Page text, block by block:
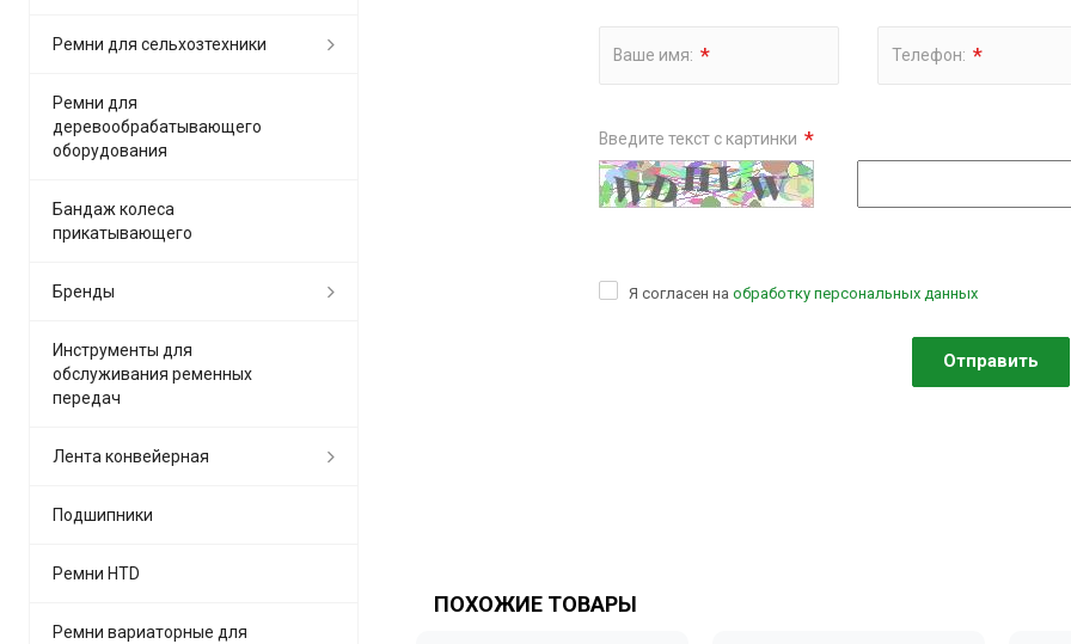
Ваше имя: * Телефон: *
Введите текст с картинки *
Я согласен на обработку персональных данных
ПОХОЖИЕ ТОВАРЫ
Ремни для сельхозтехники
Ремни для
деревообрабатывающего
оборудования
Бандаж колеса
прикатывающего
Бренды
Инструменты для
обслуживания ременных
передач
Лента конвейерная
Подшипники
Ремни HTD
Ремни вариаторные для